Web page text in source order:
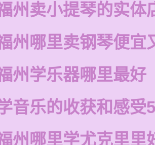
州卖小提琴的实体
州哪里卖钢琴便宜
州学乐器哪里最好
音乐的收获和感受
州哪里学尤克里里